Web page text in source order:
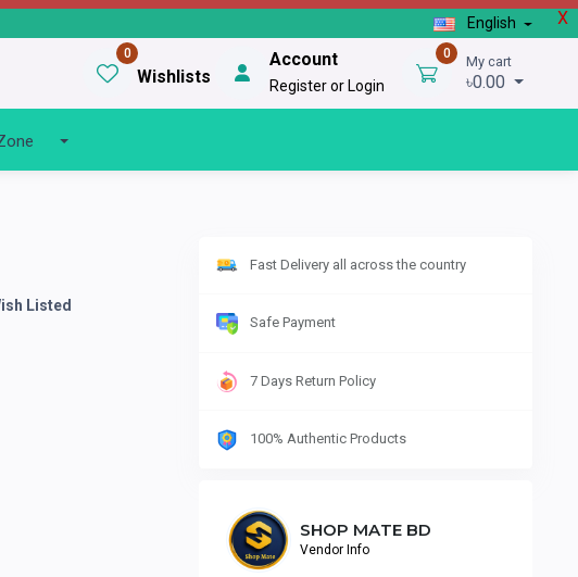
X
English
0
Wishlists
Account
Register or Login
0 My cart
৳0.00
Listed
Fast Delivery all across the country
Safe Payment
7 Days Return Policy
100% Authentic Products
SHOP MATE BD
Vendor Info